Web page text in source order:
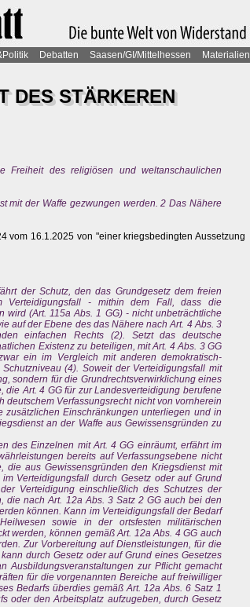
Debatten Saasen/GI/Mittelhessen Materialien
DES STÄRKEREN
Freiheit des religiösen und weltanschaulichen
mit der Waffe gezwungen werden. 2 Das Nähere
vom 16.1.2025 von "einer kriegsbedingten Aussetzung
der Schutz, den das Grundgesetz dem freien
Verteidigungsfall - mithin dem Fall, dass die
wird (Art. 115a Abs. 1 GG) - nicht unbeträchtliche
auf der Ebene des das Nähere nach Art. 4 Abs. 3
einfachen Rechts (2). Setzt das deutsche
Existenz zu beteiligen, mit Art. 4 Abs. 3 GG
ein im Vergleich mit anderen demokratisch-
(4). Soweit der Verteidigungsfall mit
sondern für die Grundrechtsverwirklichung eines
Art. 4 GG für zur Landesverteidigung berufene
deutschem Verfassungsrecht nicht von vornherein
Einschränkungen unterliegen und in
an der Waffe aus Gewissensgründen zu
des Einzelnen mit Art. 4 GG einräumt, erfährt im
bereits auf Verfassungsebene nicht
die aus Gewissensgründen den Kriegsdienst mit
Verteidigungsfall durch Gesetz oder auf Grund
Verteidigung einschließlich des Schutzes der
die nach Art. 12a Abs. 3 Satz 2 GG auch bei den
können. Kann im Verteidigungsfall der Bedarf
sowie in der ortsfesten militärischen
werden, können gemäß Art. 12a Abs. 4 GG auch
Zur Vorbereitung auf Dienstleistungen, für die
durch Gesetz oder auf Grund eines Gesetzes
Ausbildungsveranstaltungen zur Pflicht gemacht
für die vorgenannten Bereiche auf freiwilliger
Bedarfs überdies gemäß Art. 12a Abs. 6 Satz 1
oder den Arbeitsplatz aufzugeben, durch Gesetz